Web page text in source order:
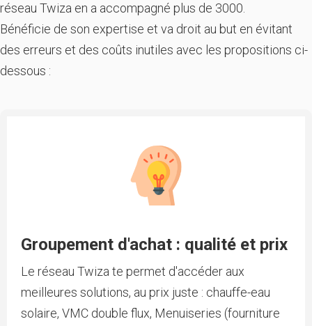
réseau Twiza en a accompagné plus de 3000.
Bénéficie de son expertise et va droit au but en évitant
des erreurs et des coûts inutiles avec les propositions ci-
dessous :
Groupement d'achat : qualité et prix
Le réseau Twiza te permet d'accéder aux
meilleures solutions, au prix juste : chauffe-eau
solaire, VMC double flux, Menuiseries (fourniture